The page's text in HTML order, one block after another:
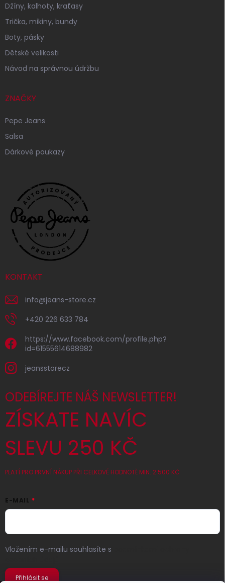
Džíny, kalhoty, kraťasy
Trička, mikiny, bundy
Boty, pásky
Dětské velikosti
Návod na správnou údržbu
ZNAČKY
Pepe Jeans
Salsa
Dárkové poukazy
KONTAKT
info@jeans-store.cz
+420 226 633 784
https://www.facebook.com/profile.php?
id=61555614688982
jeansstorecz
ODEBÍREJTE NÁŠ NEWSLETTER!
ZÍSKATE NAVÍC
SLEVU 250 KČ
PLATÍ PRO PRVNÍ NÁKUP PŘI CELKOVÉ HODNOTĚ MIN. 2 500 KČ
E-MAIL
Vložením e-mailu souhlasíte s
Přihlásit se